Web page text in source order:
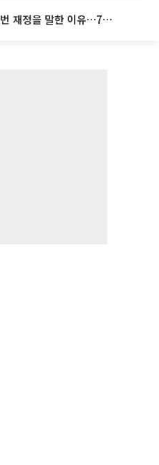
추미애가 페이스북서 네 번 재정을 말한 이유…7700억 추경 열쇠는 도의회에